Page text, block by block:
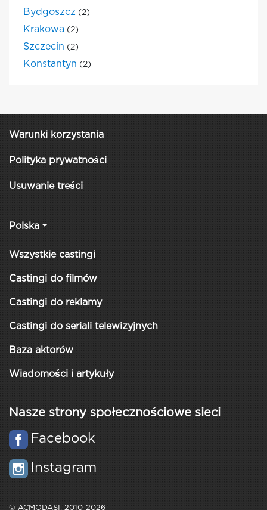
Bydgoszcz (2)
Krakowa (2)
Szczecin (2)
Konstantyn (2)
Warunki korzystania
Polityka prywatności
Usuwanie treści
Polska
Wszystkie castingi
Castingi do filmów
Castingi do reklamy
Castingi do seriali telewizyjnych
Baza aktorów
Wiadomości i artykuły
Nasze strony społecznościowe sieci
Facebook
Instagram
© ACMODASI, 2010-2026